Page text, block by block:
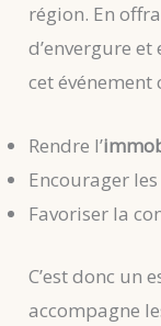
région. En
d’envergure
cet événement
Rendre l’
Encourager les
Favoriser la
C’est donc un
accompagne